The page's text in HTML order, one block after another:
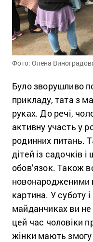
Фото: Олена
Було зворушливо
прикладу, тата з
руках. До речі,
активну участь у
родинних питань.
дітей із садочків
обов’язок. Також
новонародженими
картина. У суботу
майданчиках ви
цей час чоловіки
жінки мають змогу